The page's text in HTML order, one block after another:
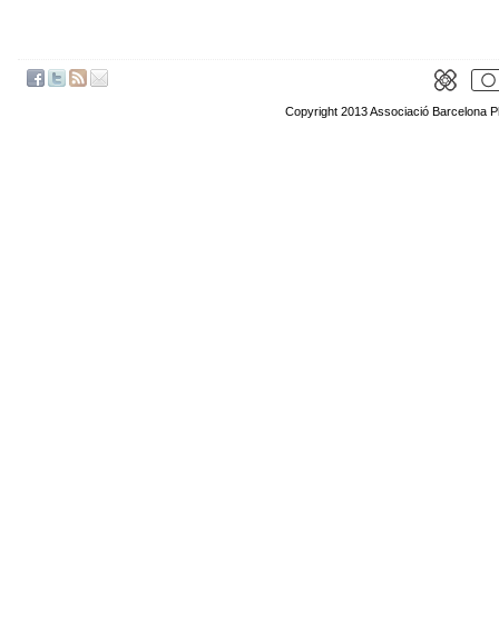
Copyright 2013 Associació Barcelona